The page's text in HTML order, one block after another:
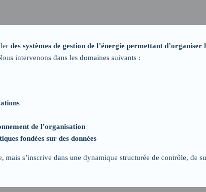
des systèmes de gestion de l’énergie permettant
intervenons dans les domaines suivants :
de l’organisation
fondées sur des données
mais s’inscrive dans une dynamique structurée de contrôle, de